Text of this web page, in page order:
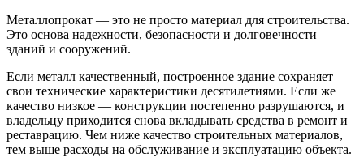
Металлопрокат — это не просто материал для строительства.
Это основа надежности, безопасности и долговечности
зданий и сооружений.
Если металл качественный, построенное здание сохраняет
свои технические характеристики десятилетиями. Если же
качество низкое — конструкции постепенно разрушаются, и
владельцу приходится снова вкладывать средства в ремонт и
реставрацию. Чем ниже качество строительных материалов,
тем выше расходы на обслуживание и эксплуатацию объекта.